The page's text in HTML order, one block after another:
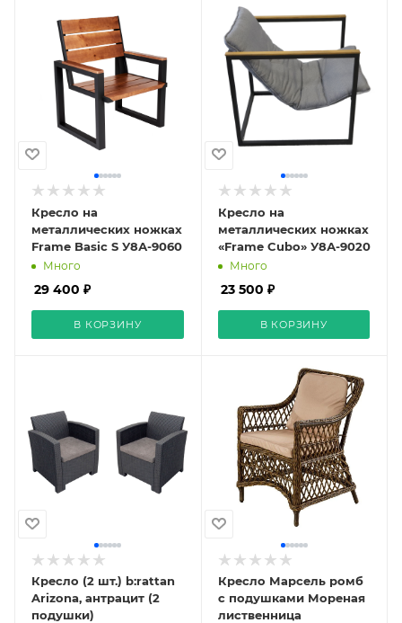
Кресло на
металлических ножках
Frame Basic S У8А-9060
Много
29 400 ₽
В КОРЗИНУ
Кресло на
металлических ножках
«Frame Cubo» У8А-9020
Много
23 500 ₽
В КОРЗИНУ
Кресло (2 шт.) b:rattan
Arizona, антрацит (2
подушки)
Кресло Марсель ромб
с подушками Мореная
лиственница